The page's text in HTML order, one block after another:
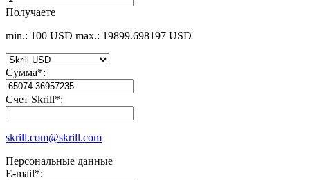
Получаете
min.: 100 USD max.: 19899.698197 USD
Сумма*:
Счет Skrill*:
skrill.com@skrill.com
Персональные данные
E-mail*: